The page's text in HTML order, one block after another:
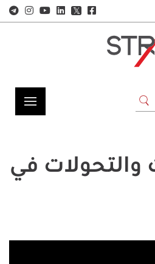
𝕏
والتحولات في